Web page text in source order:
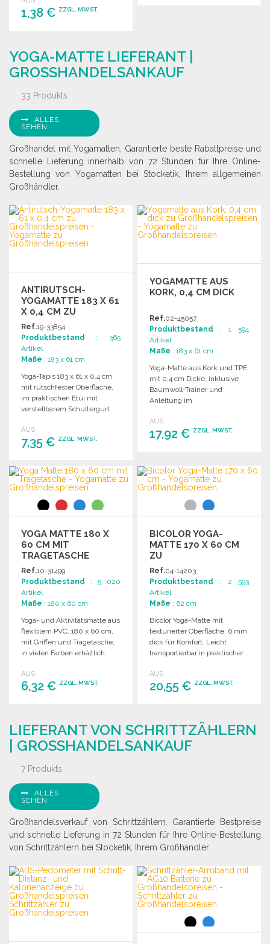
1,38 € ZZGL. MWST.
Angebot anfordern
YOGA-MATTE LIEFERANT |
GROSSHANDELSANKAUF
33 Produkts
ALLES
SEHEN
Großhandel mit Yogamatten. Garantierte beste Rabattpreise und
schnelle Lieferung innerhalb von 72 Stunden für Ihre Online-
Bestellung von Yogamatten bei Stocketik, Ihrem allgemeinen
Großhändler.
ANTIRUTSCH-
YOGAMATTE 183 X 61
X 0,4 CM ZU
GROSSHANDELSPREISEN
Ref.19-33854
Produktbestand : 365
Artikel
Maße : 183 x 61 cm
Yoga-Tapis 183 x 61 x 0,4 cm
mit rutschfester Oberfläche,
im praktischen Etui mit
verstellbarem Schultergurt.
unterwegs.
AUS
7,35 € ZZGL. MWST.
BESTELLEN
Angebot anfordern
YOGAMATTE AUS
KORK, 0,4 CM DICK
Ref.02-45057
Produktbestand : 1 594
Artikel
Maße : 183 x 61 cm
Yoga-Matte aus Kork und TPE
mit 0,4 cm Dicke, inklusive
Baumwoll-Trainer und
Anleitung im
AUS
17,92 € ZZGL. MWST.
Angebot anfordern
YOGA MATTE 180 X
60 CM MIT
TRAGETASCHE
Ref.10-31499
Produktbestand : 5 020
Artikel
Maße : 180 x 60 cm
Yoga- und Aktivitätsmatte aus
flexiblem PVC, 180 x 60 cm,
mit Griffen und Tragetasche,
in vielen Farben erhältlich.
AUS
6,32 € ZZGL. MWST.
Angebot anfordern
BICOLOR YOGA-
MATTE 170 X 60 CM
ZU
GROSSHANDELSPREISEN
Ref.04-14203
Produktbestand : 2 593
Artikel
Maße : 62 cm
Bicolor Yoga-Matte mit
texturierter Oberfläche, 6 mm
dick für Komfort. Leicht
transportierbar in praktischer
cm.
AUS
20,55 € ZZGL. MWST.
Angebot anfordern
LIEFERANT VON SCHRITTZÄHLERN
| GROSSHANDELSANKAUF
7 Produkts
ALLES
SEHEN
Großhandelsverkauf von Schrittzählern. Garantierte Bestpreise
und schnelle Lieferung in 72 Stunden für Ihre Online-Bestellung
von Schrittzählern bei Stocketik, Ihrem Großhändler.